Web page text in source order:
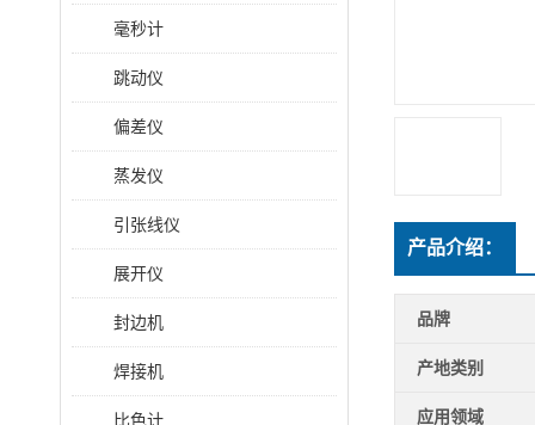
毫秒计
跳动仪
偏差仪
蒸发仪
引张线仪
展开仪
封边机
焊接机
比色计
产品介绍：
品牌
产地类别
应用领域